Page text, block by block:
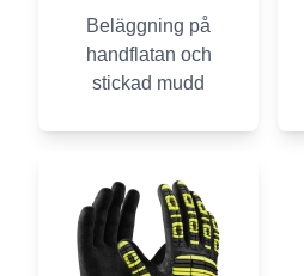
Beläggning på
handflatan och
stickad mudd